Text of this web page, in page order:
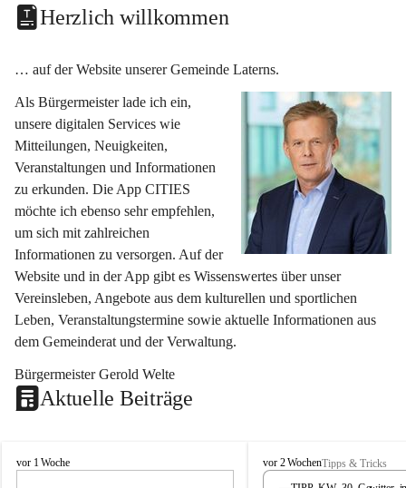
Herzlich willkommen
… auf der Website unserer Gemeinde Laterns.
Als Bürgermeister lade ich ein,
unsere digitalen Services wie
Mitteilungen, Neuigkeiten,
Veranstaltungen und Informationen
zu erkunden. Die App CITIES
möchte ich ebenso sehr empfehlen,
um sich mit zahlreichen
Informationen zu versorgen. Auf der
Website und in der App gibt es Wissenswertes über unser
Vereinsleben, Angebote aus dem kulturellen und sportlichen
Leben, Veranstaltungstermine sowie aktuelle Informationen aus
dem Gemeinderat und der Verwaltung.
Bürgermeister Gerold Welte
Aktuelle Beiträge
L
vor 1 Woche
L
a
vor 2 WochenTipps & Tricks